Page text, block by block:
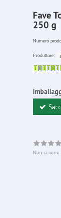
Fave
250 g
Numero
Produttore:
Non ci